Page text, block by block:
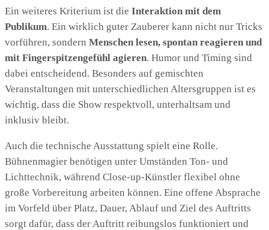
Ein weiteres Kriterium ist die Interaktion mit dem
Publikum. Ein wirklich guter Zauberer kann nicht nur Tricks
vorführen, sondern Menschen lesen, spontan reagieren und
mit Fingerspitzengefühl agieren. Humor und Timing sind
dabei entscheidend. Besonders auf gemischten
Veranstaltungen mit unterschiedlichen Altersgruppen ist es
wichtig, dass die Show respektvoll, unterhaltsam und
inklusiv bleibt.
Auch die technische Ausstattung spielt eine Rolle.
Bühnenmagier benötigen unter Umständen Ton- und
Lichttechnik, während Close-up-Künstler flexibel ohne
große Vorbereitung arbeiten können. Eine offene Absprache
im Vorfeld über Platz, Dauer, Ablauf und Ziel des Auftritts
sorgt dafür, dass der Auftritt reibungslos funktioniert und